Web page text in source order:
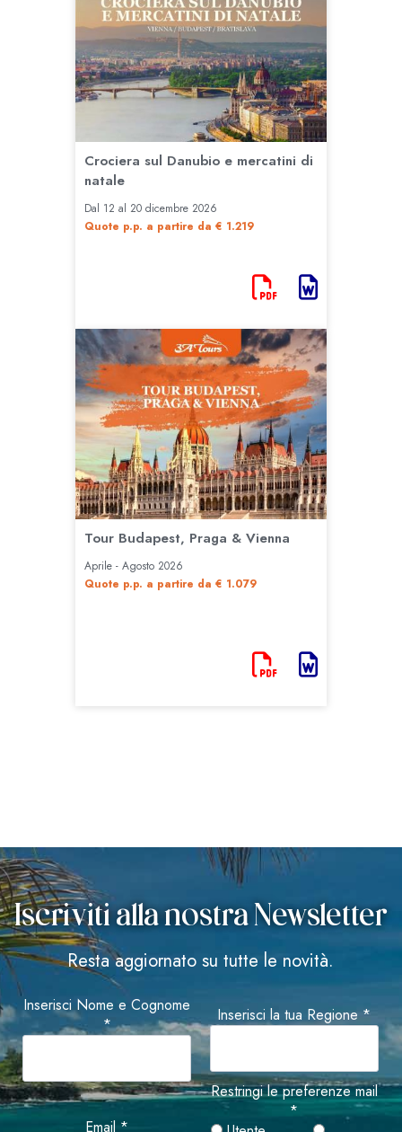
Iscriviti alla nostra Newsletter
Resta aggiornato su tutte le novità.
Inserisci Nome e Cognome
*
Inserisci la tua Regione *
Email *
Restringi le preferenze mail
*